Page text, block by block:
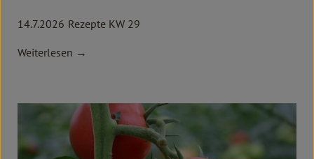
14.7.2026 Rezepte KW 29
Weiterlesen →